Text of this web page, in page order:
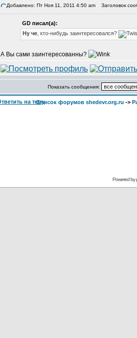
Добавлено: Пт Ноя 11, 2011 4:50 am Заголовок
GD писал(а):
Ну че , кто-нибудь заинтересовался?
А Вы сами заинтересованны?
Показать сообщения:
Список форумов shedevr.org.ru ->
Powered by